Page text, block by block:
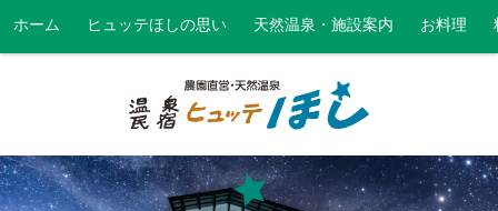
ホーム ヒュッテほしの思い 天然温泉・施設案内 お料理